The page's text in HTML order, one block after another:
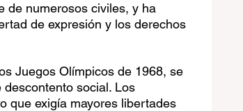
de numerosos civiles, y ha
de expresión y los derechos
Juegos Olímpicos de 1968, se
social. Los
que exigía mayores libertades